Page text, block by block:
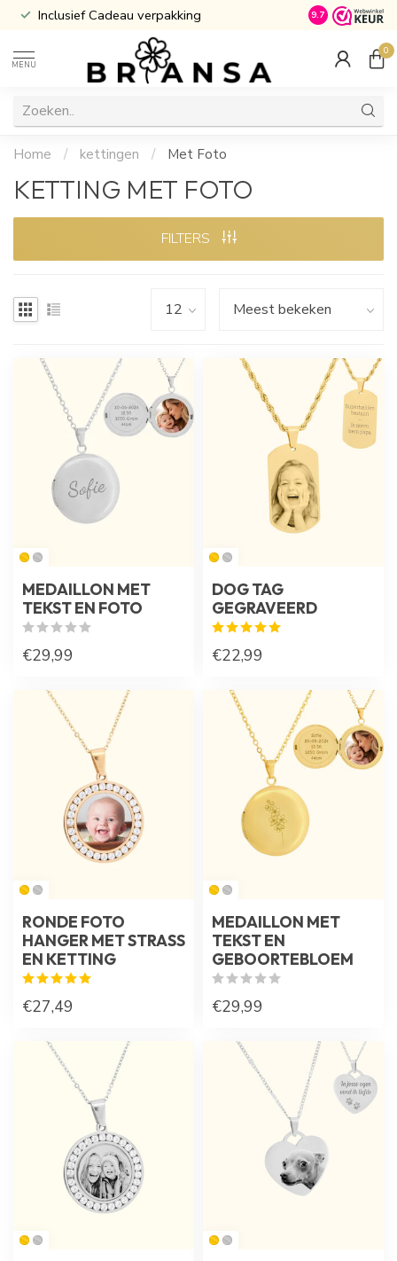
Inclusief Cadeau verpakking Atijd Gratis
9.7
MENU
0
Home / kettingen / Met Foto
KETTING MET FOTO
FILTERS
MEDAILLON MET
TEKST EN FOTO
€29,99
DOG TAG
GEGRAVEERD
€22,99
RONDE FOTO
HANGER MET STRASS
EN KETTING
€27,49
MEDAILLON MET
TEKST EN
GEBOORTEBLOEM
€29,99